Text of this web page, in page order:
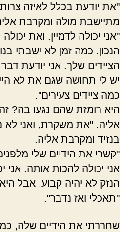
"את יודעת בכלל לאיזה
מתיישבת מולה ומקרבת
"אני יכולה לדמיין. ואת
הנכון. כמה זמן לא ישבתי
הציידים שלך. אני יודעת
יש לי תחושה שגם את לא
כמה ציידים צעירים".
היא רומזת שהם נגעו בה?
אליה. "את משקרת, ואני לא
בנזיד ומקרבת אליה.
"קשרי את הידיים שלי
אני יכולה להכות אותה.
הנזק לא יהיה קבוע. אבל היא
"תאכלי ואז נדבר".
שחררתי את הידיים שלה,